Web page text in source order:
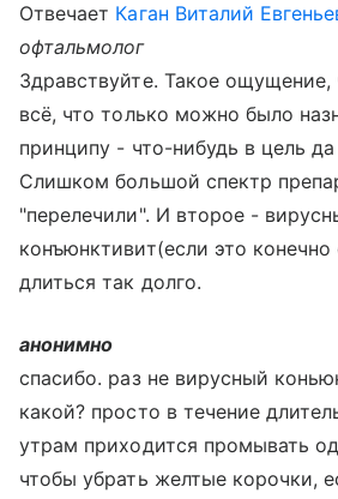
Отвечает Каган Виталий
офтальмолог
Здравствуйте. Такое ощущение,
всё, что только можно было
принципу - что-нибудь в цель да
Слишком большой спектр
"перелечили". И второе -
конъюнктивит(если это
длиться так долго.
анонимно
спасибо. раз не вирусный
какой? просто в течение
утрам приходится промывать
чтобы убрать желтые корочки,